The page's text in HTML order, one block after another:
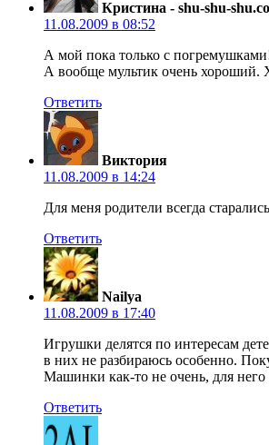
Кристина - shu-shu-
11.08.2009 в 08:52
А мой пока только с
А вообще мультик очень хороший.
Ответить
Виктория
11.08.2009 в 14:24
Для меня родители всегда
Ответить
Nailya
11.08.2009 в 17:40
Игрушки делятся по интересам
в них не разбираюсь особенно.
Машинки как-то не очень, для него
Ответить